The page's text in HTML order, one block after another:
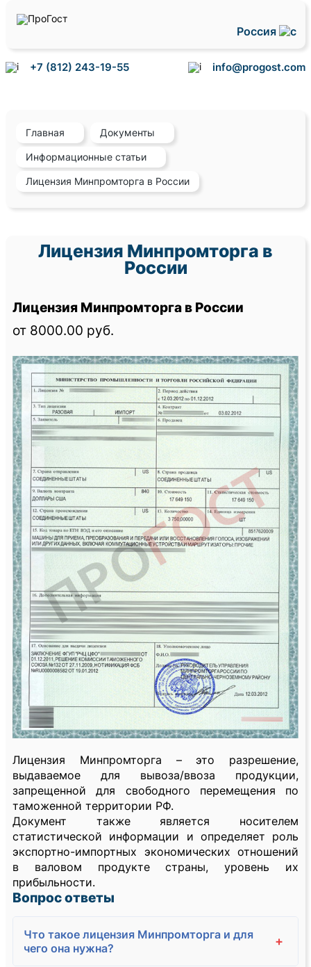
Россия
+7 (812) 243-19-55 info@progost.com
Главная Документы
Информационные статьи
Лицензия Минпромторга в России
Лицензия Минпромторга в
России
Лицензия Минпромторга в России
от 8000.00 руб.
Лицензия Минпромторга – это разрешение,
выдаваемое для вывоза/ввоза продукции,
запрещенной для свободного перемещения по
таможенной территории РФ.
Документ также является носителем
статистической информации и определяет роль
экспортно-импортных экономических отношений
в валовом продукте страны, уровень их
прибыльности.
Вопрос ответы
Что такое лицензия Минпромторга и для
чего она нужна?
+